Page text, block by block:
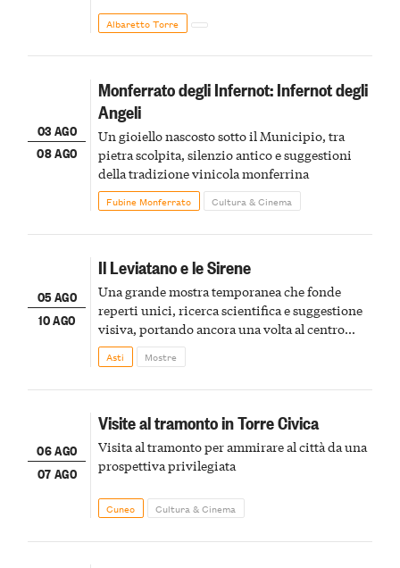
Albaretto Torre
03 AGO
08 AGO
Monferrato degli Infernot: Infernot degli
Angeli
Un gioiello nascosto sotto il Municipio, tra
pietra scolpita, silenzio antico e suggestioni
della tradizione vinicola monferrina
Fubine Monferrato Cultura & Cinema
05 AGO
10 AGO
Il Leviatano e le Sirene
Una grande mostra temporanea che fonde
reperti unici, ricerca scientifica e suggestione
visiva, portando ancora una volta al centro
della scena le meraviglie del passato astigiano
Asti Mostre
06 AGO
07 AGO
Visite al tramonto in Torre Civica
Visita al tramonto per ammirare al città da una
prospettiva privilegiata
Cuneo Cultura & Cinema